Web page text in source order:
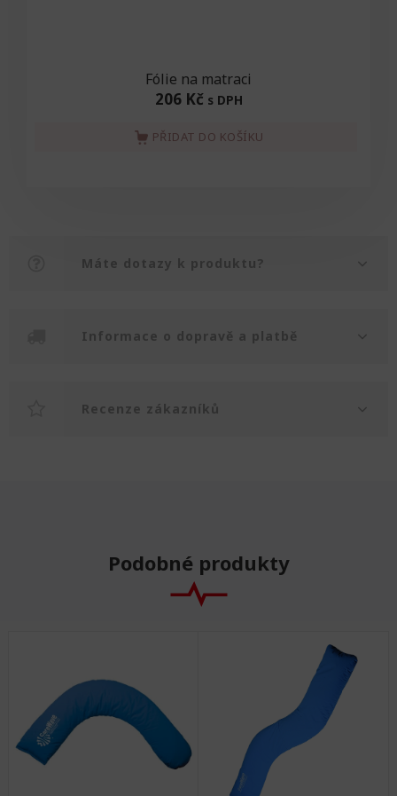
Fólie na matraci
206 Kč s DPH
PŘIDAT DO KOŠÍKU
Máte dotazy k produktu?
Informace o dopravě a platbě
Recenze zákazníků
Podobné produkty